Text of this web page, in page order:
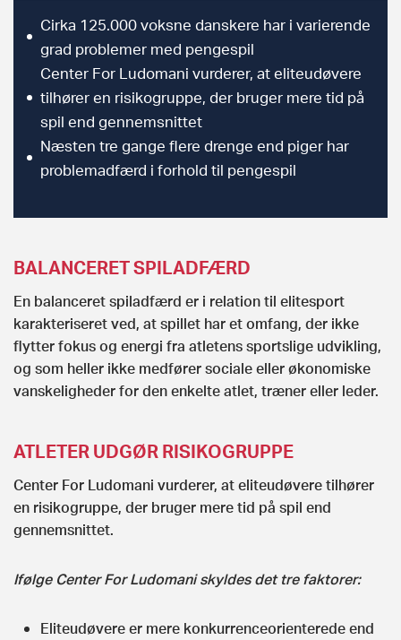
Cirka 125.000 voksne danskere har i varierende
grad problemer med pengespil
Center For Ludomani vurderer, at eliteudøvere
tilhører en risikogruppe, der bruger mere tid på
spil end gennemsnittet
Næsten tre gange flere drenge end piger har
problemadfærd i forhold til pengespil
BALANCERET SPILADFÆRD
En balanceret spiladfærd er i relation til elitesport
karakteriseret ved, at spillet har et omfang, der ikke
flytter fokus og energi fra atletens sportslige udvikling,
og som heller ikke medfører sociale eller økonomiske
vanskeligheder for den enkelte atlet, træner eller leder.
ATLETER UDGØR RISIKOGRUPPE
Center For Ludomani vurderer, at eliteudøvere tilhører
en risikogruppe, der bruger mere tid på spil end
gennemsnittet.
Ifølge Center For Ludomani skyldes det tre faktorer:
Eliteudøvere er mere konkurrenceorienterede end